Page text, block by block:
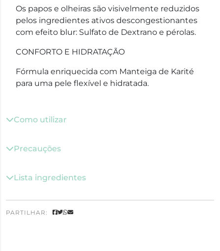
Os papos e olheiras são visivelmente reduzidos
pelos ingredientes ativos descongestionantes
com efeito blur: Sulfato de Dextrano e pérolas.
CONFORTO E HIDRATAÇÃO
Fórmula enriquecida com Manteiga de Karité
para uma pele flexível e hidratada.
Como utilizar
Precauções
Lista ingredientes
PARTILHAR: